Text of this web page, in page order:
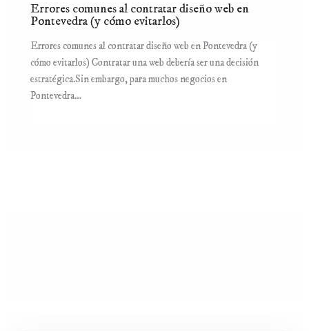
Errores comunes al contratar diseño web en
Pontevedra (y cómo evitarlos)
Errores comunes al contratar diseño web en Pontevedra (y
cómo evitarlos) Contratar una web debería ser una decisión
estratégica.Sin embargo, para muchos negocios en
Pontevedra…